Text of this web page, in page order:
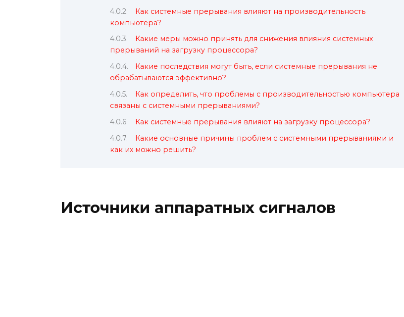
Как системные прерывания влияют на производительность
компьютера?
Какие меры можно принять для снижения влияния системных
прерываний на загрузку процессора?
Какие последствия могут быть, если системные прерывания не
обрабатываются эффективно?
Как определить, что проблемы с производительностью компьютера
связаны с системными прерываниями?
Как системные прерывания влияют на загрузку процессора?
Какие основные причины проблем с системными прерываниями и
как их можно решить?
Источники аппаратных сигналов